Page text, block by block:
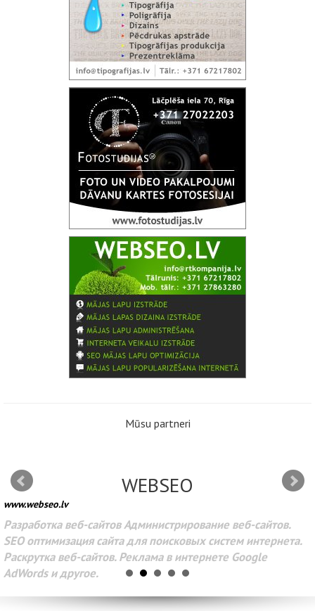
Mūsu partneri
WEBSEO
www.webseo.lv
Разработка веб-сайтов Администрирование веб-сайтов.
SEO оптимизация сайта для поисковых систем интернета.
Раскрутка веб-сайтов. Реклама в интернете Google
AdWords и другое.